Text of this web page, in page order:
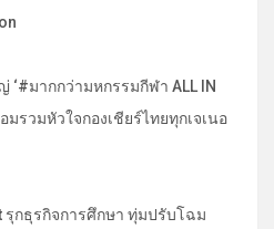
‘#มากกว่ามหกรรมกีฬา ALL IN
อมรวมหัวใจกองเชียร์ไทยทุกเจเนอ
รุกธุรกิจการศึกษา ทุ่มปรับโฉม